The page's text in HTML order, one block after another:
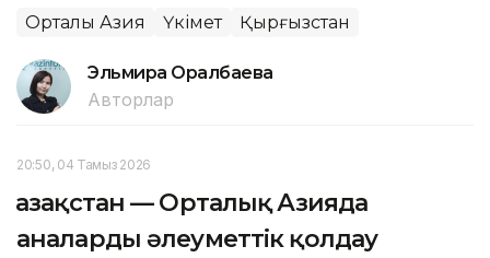
Орталық Азия Үкімет Қырғызстан
Эльмира Оралбаева
Авторлар
20:50, 04 Тамыз 2026
Қазақстан — Орталық Азияда
аналарды әлеуметтік қолдау